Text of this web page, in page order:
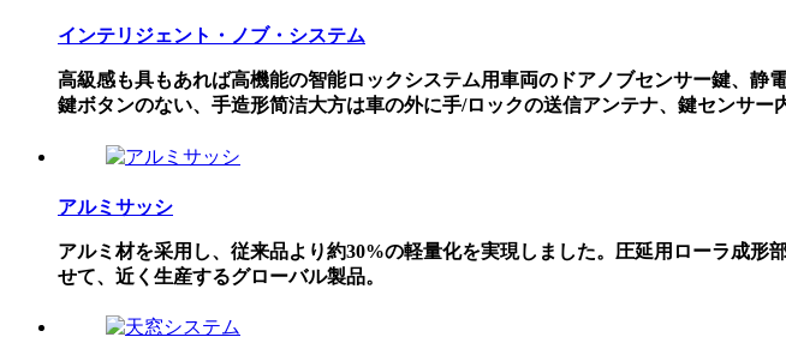
インテリジェント・ノブ・システム
高級感も具もあれば高機能の智能ロックシステム用車両のドアノブセンサー鍵、
鍵ボタンのない、手造形简洁大方は車の外に手/ロックの送信アンテナ、鍵センサ
アルミサッシ
アルミ材を采用し、従来品より約30%の軽量化を実現しました。圧延用ローラ成
せて、近く生産するグローバル製品。